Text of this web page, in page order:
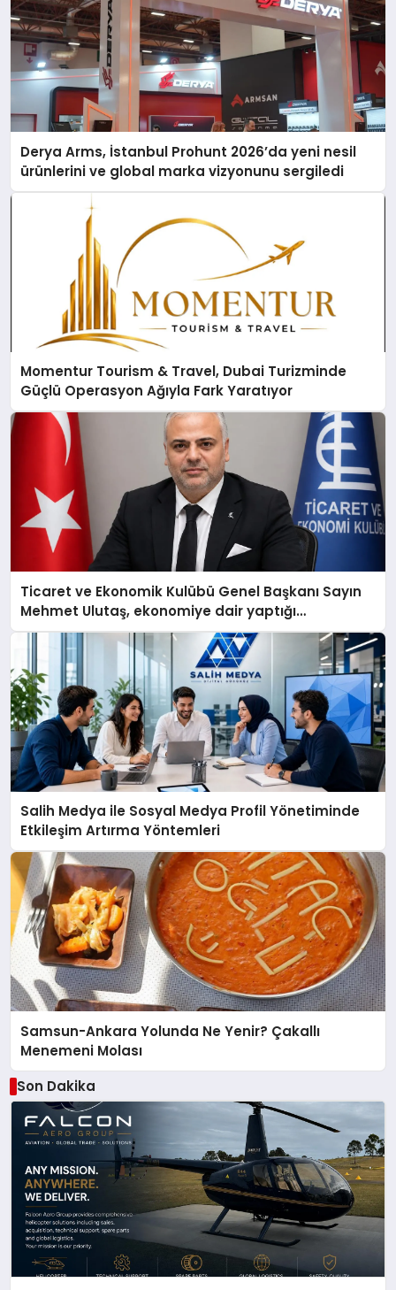
Derya Arms, İstanbul Prohunt 2026’da yeni nesil
ürünlerini ve global marka vizyonunu sergiledi
Momentur Tourism & Travel, Dubai Turizminde
Güçlü Operasyon Ağıyla Fark Yaratıyor
Ticaret ve Ekonomik Kulübü Genel Başkanı Sayın
Mehmet Ulutaş, ekonomiye dair yaptığı
açıklamada şunları kaydetti:
Salih Medya ile Sosyal Medya Profil Yönetiminde
Etkileşim Artırma Yöntemleri
Samsun-Ankara Yolunda Ne Yenir? Çakallı
Menemeni Molası
Son Dakika